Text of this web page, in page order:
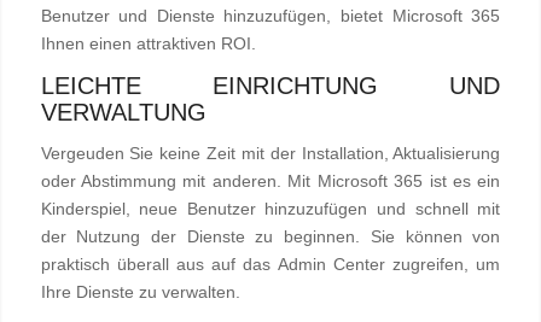
Benutzer und Dienste hinzuzufügen, bietet Microsoft 365
Ihnen einen attraktiven ROI.
LEICHTE EINRICHTUNG UND
VERWALTUNG
Vergeuden Sie keine Zeit mit der Installation, Aktualisierung
oder Abstimmung mit anderen. Mit Microsoft 365 ist es ein
Kinderspiel, neue Benutzer hinzuzufügen und schnell mit
der Nutzung der Dienste zu beginnen. Sie können von
praktisch überall aus auf das Admin Center zugreifen, um
Ihre Dienste zu verwalten.